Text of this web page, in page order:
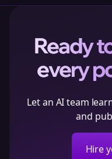
Ready
every
Let an AI team
and
Hire